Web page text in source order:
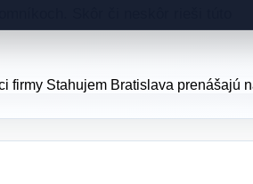
Skôr či neskôr rieši túto